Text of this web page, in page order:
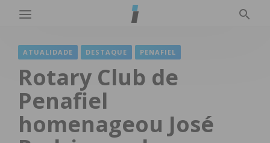
ATUALIDADE DESTAQUE PENAFIEL
Rotary Club de
Penafiel
homenageou José